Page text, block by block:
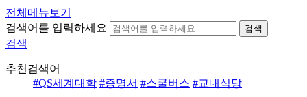
전체메뉴보기
검색어를 입력하세요
검색
검색
추천검색어
#QS세계대학 #증명서 #스쿨버스 #교내식당